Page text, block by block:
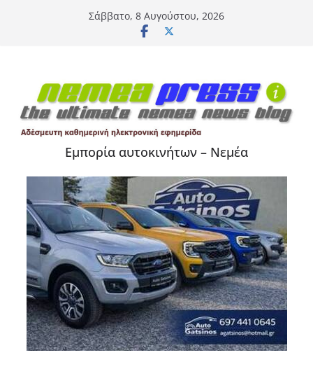
Σάββατο, 8 Αυγούστου, 2026
Εμπορία αυτοκινήτων – Νεμέα